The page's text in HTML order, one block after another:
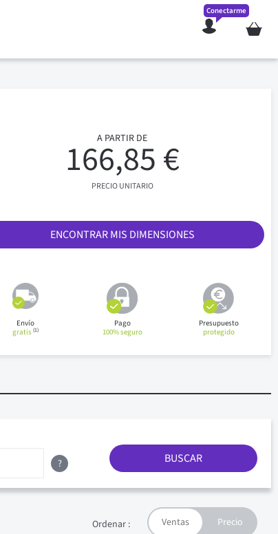
Mi cesta
Conectarme
A PARTIR DE
166,85 €
PRECIO UNITARIO
ENCONTRAR MIS DIMENSIONES
Envío
gratis(1)
Pago
100% seguro
Presupuesto
protegido
?
BUSCAR
Ordenar :